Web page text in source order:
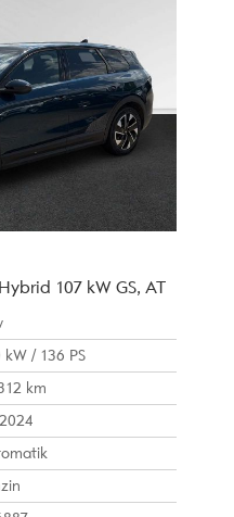
107 kW GS, AT
kW / 136 PS
km